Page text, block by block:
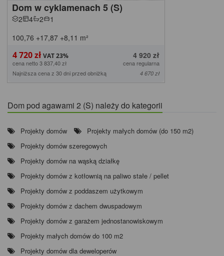
Dom w cyklamenach 5 (S)
2 4 2
1
100,76 +17,87 +8,11 m²
4 720 zł 4 920 zł
cena netto 3 837,40 zł
cena regularna
Najniższa cena z 30 dni przed obniżką
4 670 zł
Dom pod agawami 2 (S) należy do kategorii
Projekty domów
Projekty małych domów (do 150 m2)
Projekty domów szeregowych
Projekty domów na wąską działkę
Projekty domów z kotłownią na paliwo stałe / pellet
Projekty domów z poddaszem użytkowym
Projekty domów z dachem dwuspadowym
Projekty domów z garażem jednostanowiskowym
Projekty małych domów do 100 m2
Projekty domów dla deweloperów